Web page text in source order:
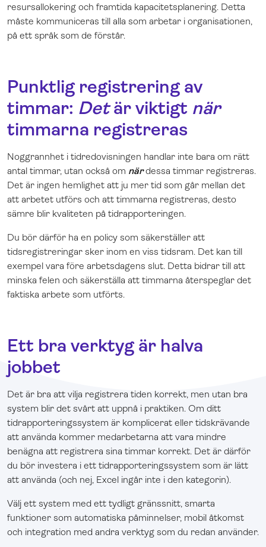
resursallokering och framtida kapacitetsplanering. Detta
måste kommuniceras till alla som arbetar i organisationen,
på ett språk som de förstår.
Punktlig registrering av
timmar: Detär viktigt när
timmarna registreras
Noggrannhet i tidredovisningen handlar inte bara om rätt
antal timmar, utan också om närdessa timmar registreras.
Det är ingen hemlighet att ju mer tid som går mellan det
att arbetet utförs och att timmarna registreras, desto
sämre blir kvaliteten på tidrapporteringen.
Du bör därför ha en policy som säkerställer att
tidsregistreringar sker inom en viss tidsram. Det kan till
exempel vara före arbetsdagens slut. Detta bidrar till att
minska felen och säkerställa att timmarna återspeglar det
faktiska arbete som utförts.
Ett bra verktyg är halva
jobbet
Det är bra att vilja registrera tiden korrekt, men utan bra
system blir det svårt att uppnå i praktiken. Om ditt
tidrapporteringssystem är komplicerat eller tidskrävande
att använda kommer medarbetarna att vara mindre
benägna att registrera sina timmar korrekt. Det är därför
du bör investera i ett tidrapporteringssystem som är lätt
att använda (och nej, Excel ingår inte i den kategorin).
Välj ett system med ett tydligt gränssnitt, smarta
funktioner som automatiska påminnelser, mobil åtkomst
och integration med andra verktyg som du redan använder.